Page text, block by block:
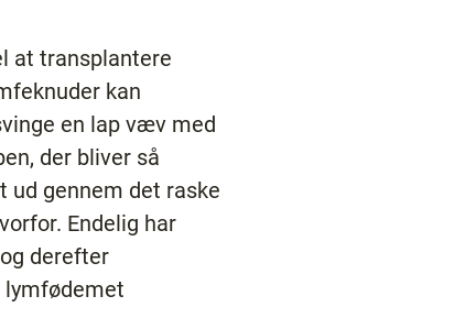
at transplantere
kan
en lap væv med
der bliver så
ud gennem det raske
Endelig har
derefter
lymfødemet